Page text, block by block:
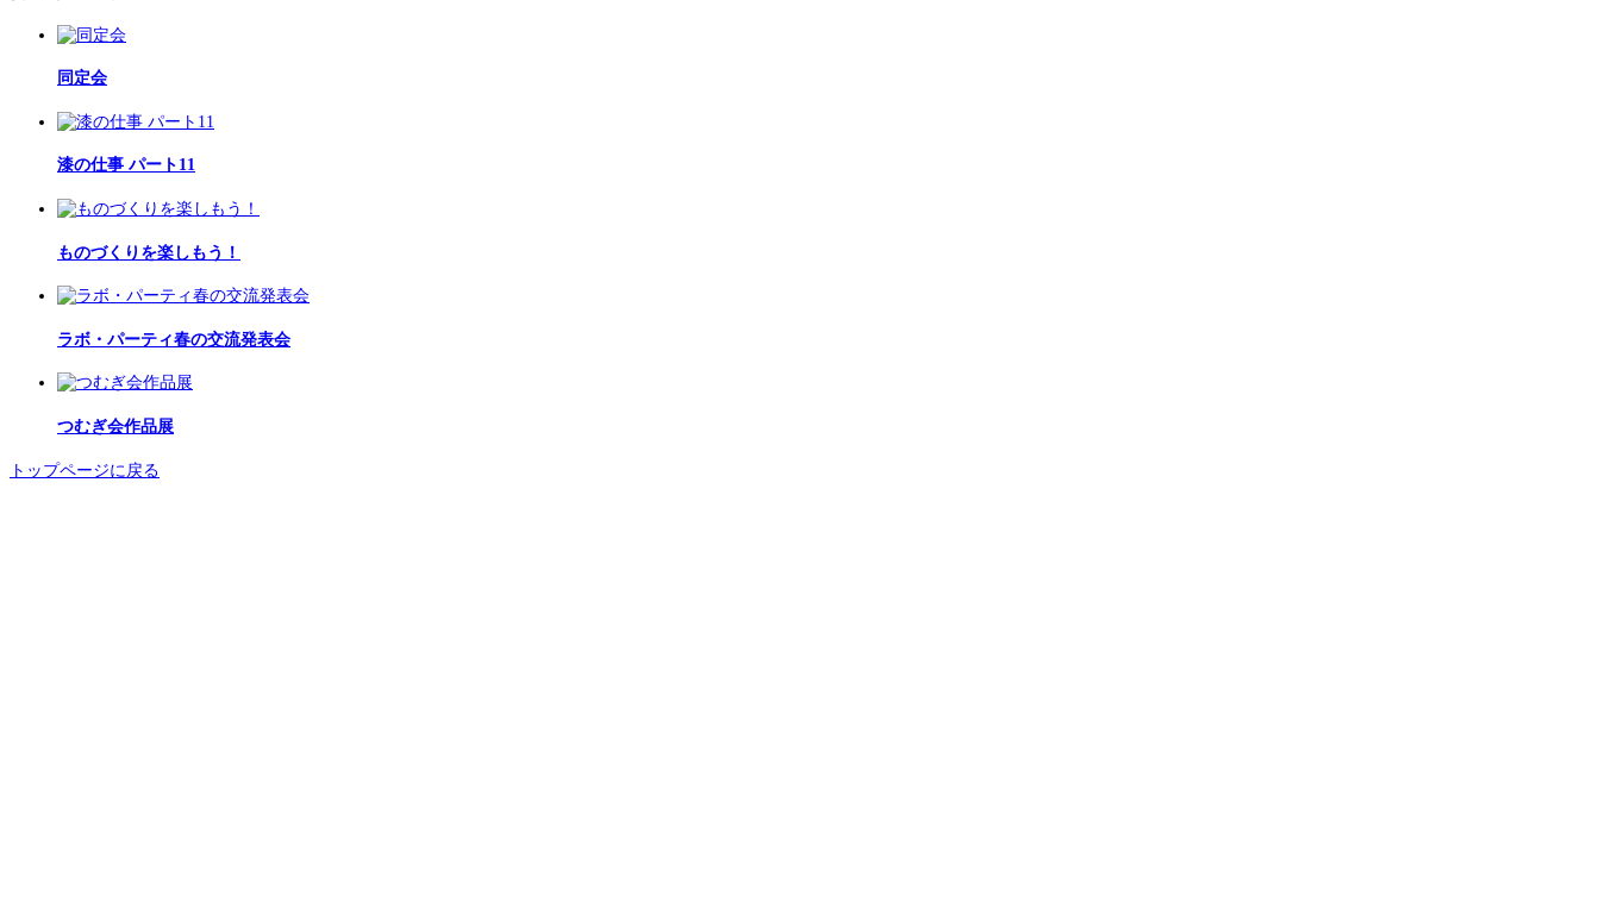
同定会
漆の仕事 パート11
ものづくりを楽しもう！
ラボ・パーティ春の交流発表会
つむぎ会作品展
トップページに戻る